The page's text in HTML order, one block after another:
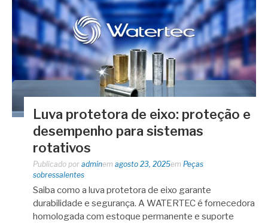
Luva protetora de eixo: proteção e
desempenho para sistemas
rotativos
Publicado por adminem agosto 23, 2025em Peças
sobressalentes
Saiba como a luva protetora de eixo garante
durabilidade e segurança. A WATERTEC é fornecedora
homologada com estoque permanente e suporte